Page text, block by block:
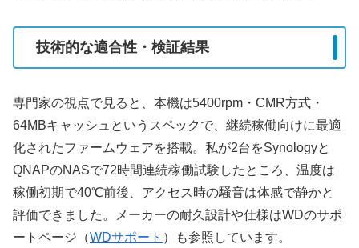
技術的な適合性・検証結果
専門家の視点で見ると、本機は5400rpm・CMR方式・
64MBキャッシュというスペックで、継続稼働向けに最適
化されたファームウェアを搭載。私が2台をSynologyと
QNAPのNASで72時間連続稼働試験したところ、温度は
稼働初期で40℃前後、アクセス時の騒音は体感で静かと
評価できました。メーカーの耐久設計や仕様はWDのサポ
ートページ（WDサポート ）も参照しています。